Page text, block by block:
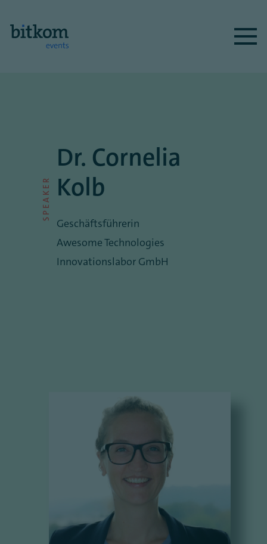
SPEAKER
Dr. Cornelia
Kolb
Geschäftsführerin
Awesome Technologies
Innovationslabor GmbH